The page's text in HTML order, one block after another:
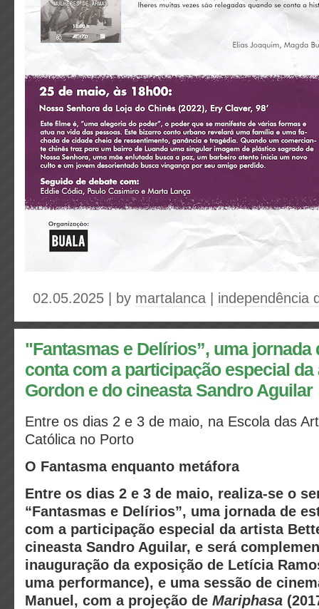
02.05.2025 | by martalanca independência
"Fantasmas e Delírios”, uma jornada
conta com a participação especial da
Gordon e do cineasta Sandro Aguilar
Entre os dias 2 e 3 de maio, na Escola das
Católica no Porto
O Fantasma enquanto metáfora
Entre os dias 2 e 3 de maio, realiza-se o
“Fantasmas e Delírios”, uma jornada de
com a participação especial da artista
cineasta Sandro Aguilar, e será
inauguração da exposição de Letícia
uma performance), e uma sessão de
Manuel, com a projeção de Mariphasa